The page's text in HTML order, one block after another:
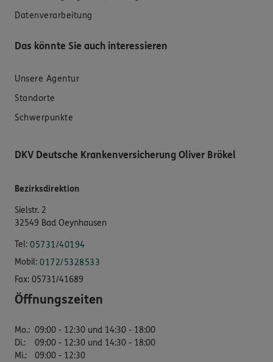
Datenverarbeitung
Das könnte Sie auch interessieren
Unsere Agentur
Standorte
Schwerpunkte
DKV Deutsche Krankenversicherung Oliver Brökel
Bezirksdirektion
Sielstr. 2
32549 Bad Oeynhausen
Tel: 05731/40194
Mobil: 0172/5328533
Fax: 05731/41689
Öffnungszeiten
Mo.: 09:00 - 12:30 und 14:30 - 18:00
Di.:
09:00 - 12:30 und 14:30 - 18:00
Mi.:
09:00 - 12:30